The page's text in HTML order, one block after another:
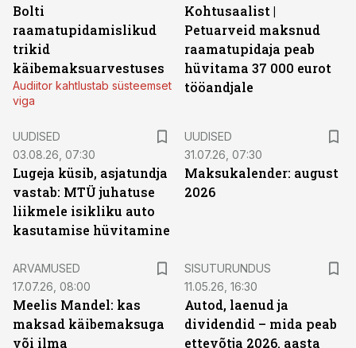
Bolti
raamatupidamislikud
trikid
käibemaksuarvestuses
Audiitor kahtlustab süsteemset
viga
Kohtusaalist |
Petuarveid maksnud
raamatupidaja peab
hüvitama 37 000 eurot
tööandjale
UUDISED
03.08.26, 07:30
Lugeja küsib, asjatundja
vastab: MTÜ juhatuse
liikmele isikliku auto
kasutamise hüvitamine
UUDISED
31.07.26, 07:30
Maksukalender: august
2026
ARVAMUSED
17.07.26, 08:00
Meelis Mandel: kas
maksad käibemaksuga
või ilma
SISUTURUNDUS
11.05.26, 16:30
Autod, laenud ja
dividendid – mida peab
ettevõtja 2026. aasta